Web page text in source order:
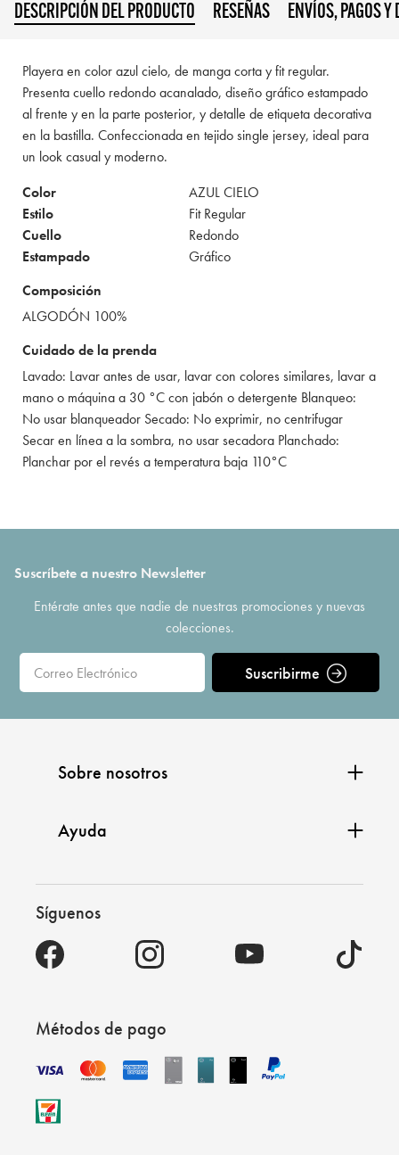
DESCRIPCIÓN DEL PRODUCTO RESEÑAS ENVÍOS, PAGOS Y
Playera en color azul cielo, de manga corta y fit regular.
Presenta cuello redondo acanalado, diseño gráfico estampado
al frente y en la parte posterior, y detalle de etiqueta decorativa
en la bastilla. Confeccionada en tejido single jersey, ideal para
un look casual y moderno.
Color
AZUL CIELO
Estilo
Fit Regular
Cuello
Redondo
Estampado
Gráfico
Composición
ALGODÓN 100%
Cuidado de la prenda
Lavado: Lavar antes de usar, lavar con colores similares, lavar a
mano o máquina a 30 °C con jabón o detergente Blanqueo:
No usar blanqueador Secado: No exprimir, no centrifugar
Secar en línea a la sombra, no usar secadora Planchado:
Planchar por el revés a temperatura baja 110°C
Suscríbete a nuestro Newsletter
Entérate antes que nadie de nuestras promociones y nuevas
colecciones.
Suscribirme
Sobre nosotros
Ayuda
Síguenos
Métodos de pago